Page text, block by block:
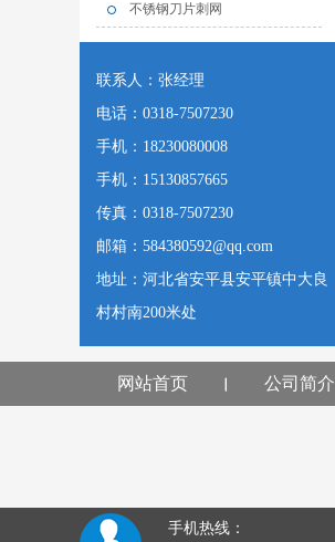
不锈钢刀片刺网
联系人：张经理
电话：0318-7507230
手机：18230080008
手机：15130857665
传真：0318-7507230
邮箱：584380592@qq.com
地址：河北省安平县安平镇中大良
村村南200米处
网站首页 公司简介
手机热线：